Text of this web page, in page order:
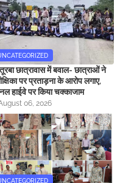
छात्रावास में बवाल- छात्राओं ने
पर प्रताड़ना के आरोप लगाए,
हाईवे पर किया चक्काजाम
06, 2026